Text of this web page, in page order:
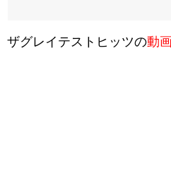
ザグレイテストヒッツの動